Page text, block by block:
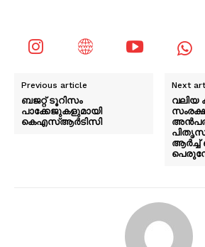
Previous article
ബജറ്റ് ടൂറിസം
പാക്കേജുകളുമായി
കെഎസ്ആർടിസി
Next
വലിയ
ആർച്ച്